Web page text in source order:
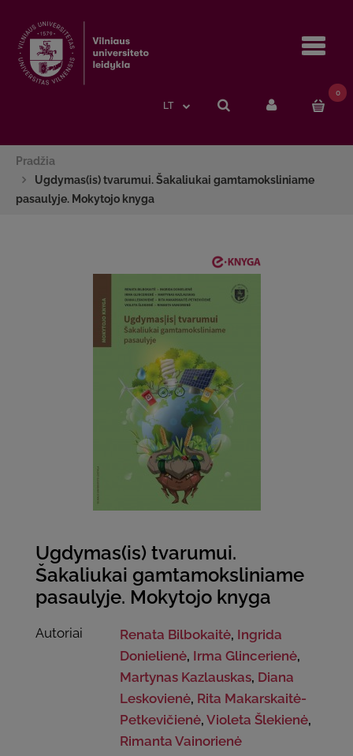
LT
0
Pradžia
Ugdymas(is) tvarumui. Šakaliukai gamtamoksliniame
pasaulyje. Mokytojo knyga
Ugdymas(is) tvarumui.
Šakaliukai gamtamoksliniame
pasaulyje. Mokytojo knyga
Autoriai Renata Bilbokaitė, Ingrida
Donielienė, Irma Glincerienė,
Martynas Kazlauskas, Diana
Leskovienė, Rita Makarskaitė-
Petkevičienė,Violeta Šlekienė,
Rimanta Vainorienė